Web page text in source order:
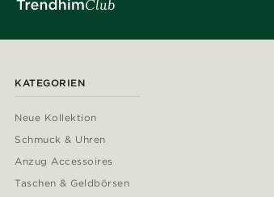
KATEGORIEN
Neue Kollektion
Schmuck & Uhren
Anzug Accessoires
Taschen & Geldbörsen